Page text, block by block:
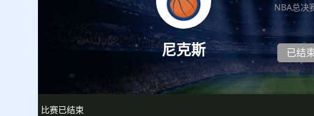
尼克斯
NBA总决
已结
比赛已结束